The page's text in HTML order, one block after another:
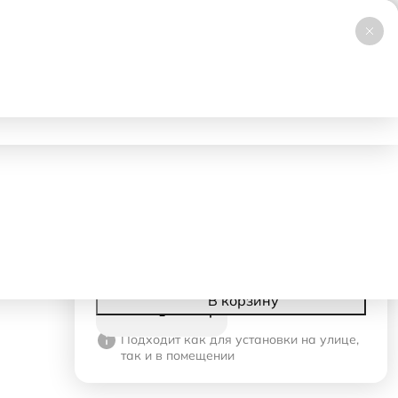
Заказать звонок
НОВИНКА
В корзинуКорзина
Подходит как для установки на улице,
так и в помещении